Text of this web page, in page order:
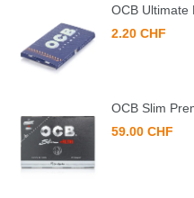
OCB Ultimate
2.20 CHF
OCB Slim
59.00 CHF